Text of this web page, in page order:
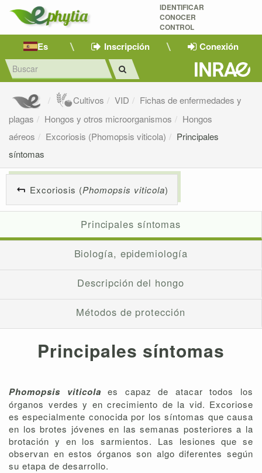
IDENTIFICAR
CONOCER
CONTROL
Es Inscripción Conexión
Cultivos VID
Fichas de enfermedades y
plagas
Hongos y otros microorganismos
Hongos
aéreos
Excoriosis (Phomopsis viticola)
Principales
síntomas
Excoriosis (Phomopsis viticola)
Principales síntomas
Biología, epidemiología
Descripción del hongo
Métodos de protección
Principales síntomas
Phomopsis viticolaes capaz de atacar todos los
órganos verdes y en crecimiento de la vid. Excoriose
es especialmente conocida por los síntomas que causa
en los brotes jóvenes en las semanas posteriores a la
brotación y en los sarmientos. Las lesiones que se
observan en estos órganos son algo diferentes según
su etapa de desarrollo.